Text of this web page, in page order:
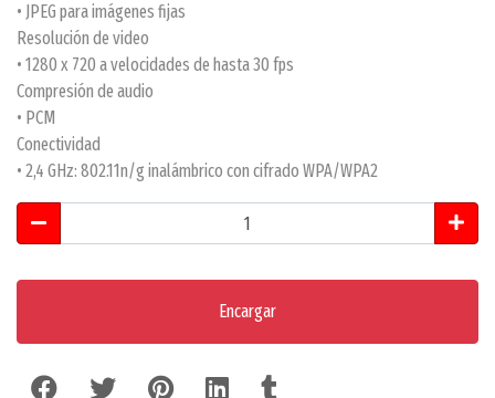
• JPEG para imágenes fijas
Resolución de video
• 1280 x 720 a velocidades de hasta 30 fps
Compresión de audio
• PCM
Conectividad
• 2,4 GHz: 802.11n/g inalámbrico con cifrado WPA/WPA2
Encargar